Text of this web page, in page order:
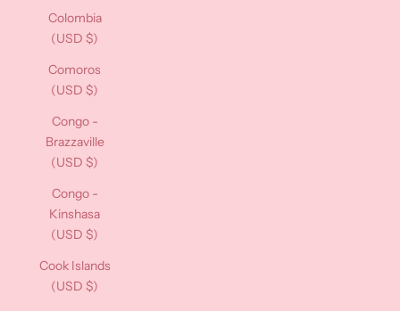
Colombia
(USD $)
Comoros
(USD $)
Congo -
Brazzaville
(USD $)
Congo -
Kinshasa
(USD $)
Cook Islands
(USD $)